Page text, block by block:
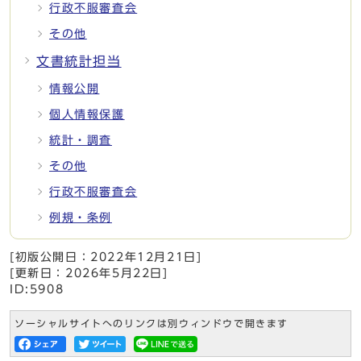
行政不服審査会
その他
文書統計担当
情報公開
個人情報保護
統計・調査
その他
行政不服審査会
例規・条例
[初版公開日： 2022年12月21日
[更新日： 2026年5月22日
ID:5908
ソーシャルサイトへのリンクは別ウィンドウで開きます